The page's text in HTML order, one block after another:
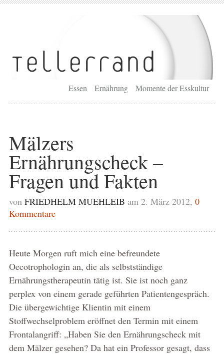
Essen Ernährung Momente der Esskultur
Mälzers
Ernährungscheck –
Fragen und Fakten
von FRIEDHELM MUEHLEIB am 2. März 2012, 0
Kommentare
Heute Morgen ruft mich eine befreundete
Oecotrophologin an, die als selbstständige
Ernährungstherapeutin tätig ist. Sie ist noch ganz
perplex von einem gerade geführten Patientengespräch.
Die übergewichtige Klientin mit einem
Stoffwechselproblem eröffnet den Termin mit einem
Frontalangriff: „Haben Sie den Ernährungscheck mit
dem Mälzer gesehen? Da hat ein Professor gesagt, dass